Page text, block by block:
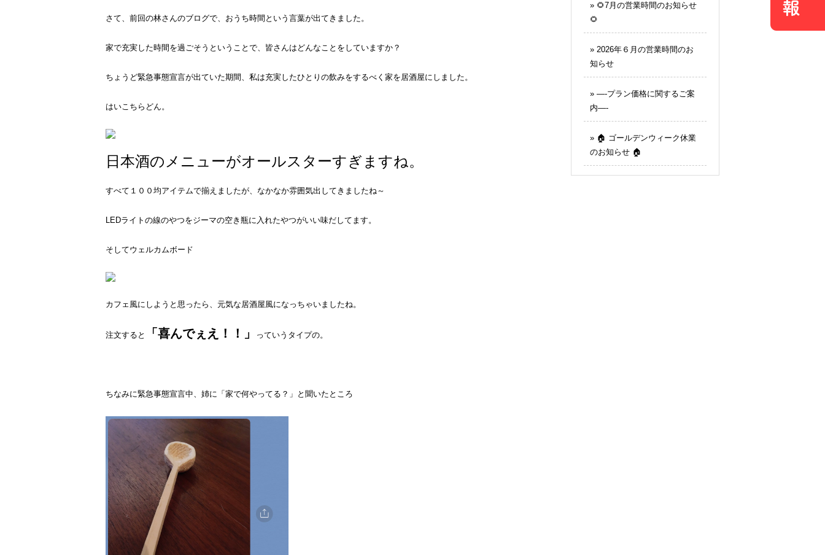
さて、前回の林さんのブログで、おうち時間という言葉が出てきました。
家で充実した時間を過ごそうということで、皆さんはどんなことをしていますか？
ちょうど緊急事態宣言が出ていた期間、私は充実したひとりの飲みをするべく家を居酒屋にしました。
はいこちらどん。
日本酒のメニューがオールスターすぎますね。
すべて１００均アイテムで揃えましたが、なかなか雰囲気出してきましたね～
LEDライトの線のやつをジーマの空き瓶に入れたやつがいい味だしてます。
そしてウェルカムボード
カフェ風にしようと思ったら、元気な居酒屋風になっちゃいましたね。
注文すると 「喜んでぇえ！！」 っていうタイプの。
ちなみに緊急事態宣言中、姉に「家で何やってる？」と聞いたところ
» 🌻7月の営業時間のお知らせ
🌻
» 2026年６月の営業時間のお
知らせ
» —-プラン価格に関するご案
内—-
» 🏠 ゴールデンウィーク休業
のお知らせ 🏠